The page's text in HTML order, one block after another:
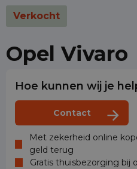
Verkocht
Opel Vivaro
Hoe kunnen wij je
Contact
Met zekerheid online
geld terug
Gratis thuisbezorging bij